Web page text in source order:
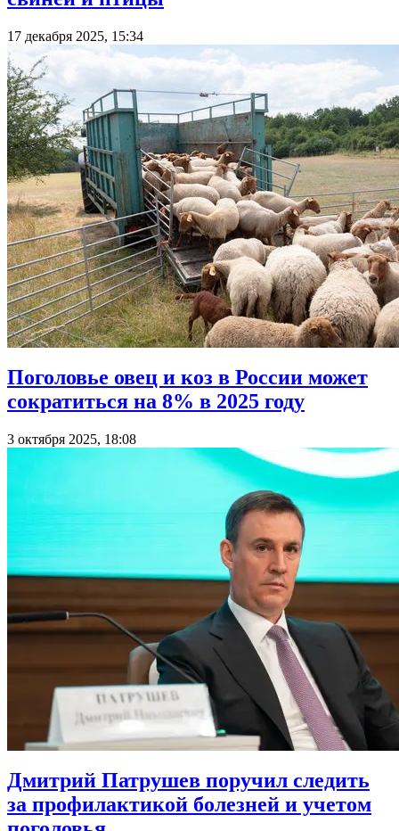
17 декабря 2025, 15:34
Поголовье овец и коз в России может
сократиться на 8% в 2025 году
3 октября 2025, 18:08
Дмитрий Патрушев поручил следить
за профилактикой болезней и учетом